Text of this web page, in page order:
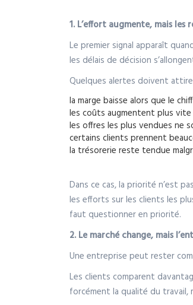
1. L’effort augmente, mais
Le premier signal apparaît
les délais de décision
Quelques alertes doivent
la marge baisse alors que le
les coûts augmentent plus vite
les offres les plus vendues ne
certains clients prennent
la trésorerie reste tendue
Dans ce cas, la priorité n’est
les efforts sur les clients les
faut questionner en priorité.
2. Le marché change, mais
Une entreprise peut rester
Les clients comparent
forcément la qualité du travail,